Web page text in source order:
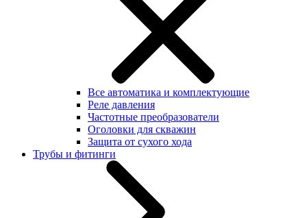
Все автоматика и комплектующие
Реле давления
Частотные преобразователи
Оголовки для скважин
Защита от сухого хода
Трубы и фитинги